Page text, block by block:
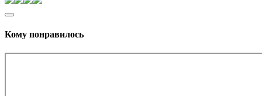
Кому понравилось